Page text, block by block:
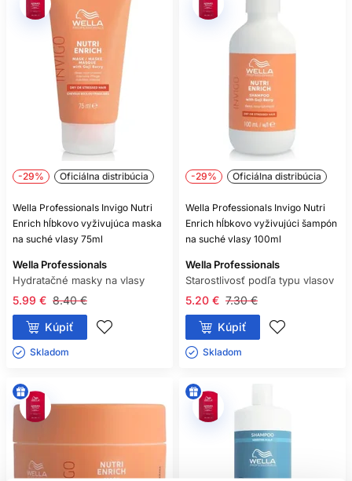
-29% Oficiálna distribúcia
Wella Professionals Invigo Nutri
Enrich hĺbkovo vyživujúca maska
na suché vlasy 75ml
Wella Professionals
Hydratačné masky na vlasy
8.40 €
5.99 €
Kúpiť
Skladom ㅤ
-29% Oficiálna distribúcia
Wella Professionals Invigo Nutri
Enrich hĺbkovo vyživujúci šampón
na suché vlasy 100ml
Wella Professionals
Starostlivosť podľa typu vlasov
7.30 €
5.20 €
Kúpiť
Skladom ㅤ